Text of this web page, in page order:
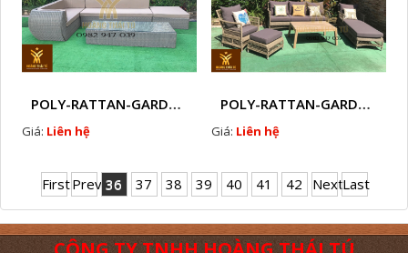
POLY-RATTAN-GARDEN-SOFA-SETS-Z105
Giá: Liên hệ
POLY-RATTAN-GARDEN-SOFA-SETS-Z106
Giá: Liên hệ
FirstPrev 36 37 38 39 40 41 42 NextLast